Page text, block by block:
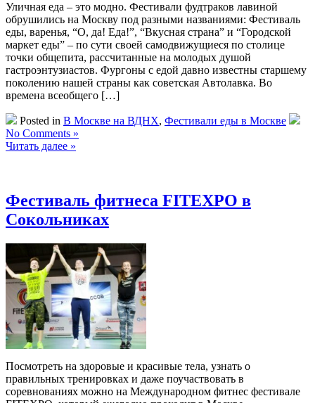
Уличная еда – это модно. Фестивали фудтраков лавиной
обрушились на Москву под разными названиями: Фестиваль
еды, варенья, “О, да! Еда!”, “Вкусная страна” и “Городской
маркет еды” – по сути своей самодвижущиеся по столице
точки общепита, рассчитанные на молодых душой
гастроэнтузиастов. Фургоны с едой давно известны старшему
поколению нашей страны как советская Автолавка. Во
времена всеобщего […]
Posted in В Москве на ВДНХ, Фестивали еды в Москве
No Comments »
Читать далее »
Фестиваль фитнеса FITEXPO в
Сокольниках
Посмотреть на здоровые и красивые тела, узнать о
правильных тренировках и даже поучаствовать в
соревнованиях можно на Международном фитнес фестивале